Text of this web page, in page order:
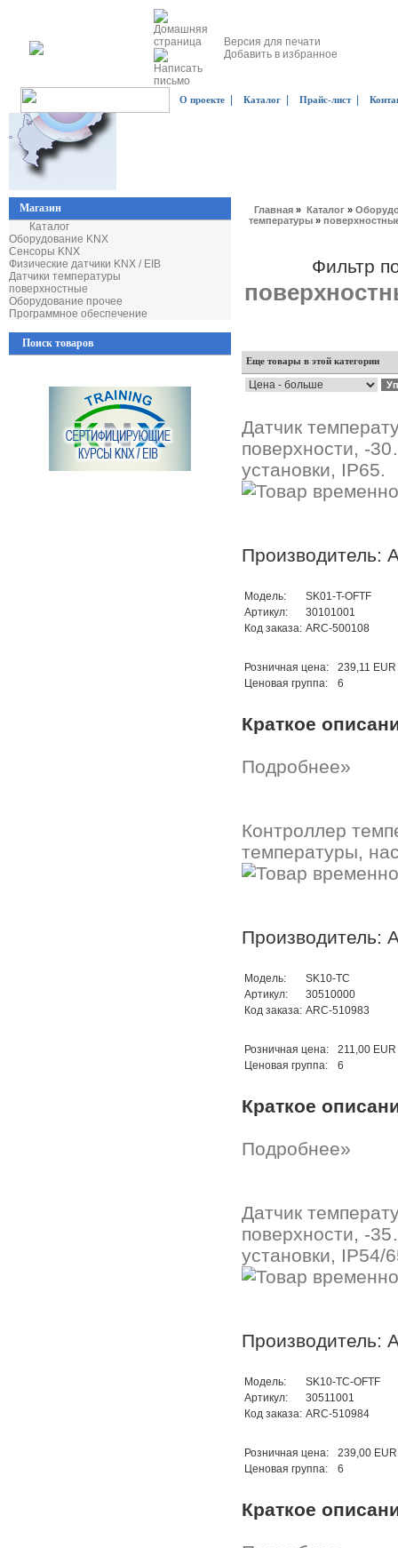
Версия для печати
Добавить в избранное
О проекте Каталог Прайс-лист|
Магазин
Каталог
Оборудование KNX
Сенсоры KNX
Физические датчики KNX / EIB
Датчики температуры
поверхностные
Оборудование прочее
Программное обеспечение
Поиск товаров
Главная » Каталог »
температуры »
Фильтр
Еще товары в этой категории
Датчик
поверхности, -
установки, IP65.
Производитель:
Модель:
SK01-T-OFTF
Артикул:
30101001
Код заказа: ARC-500108
Розничная цена:
239,11 EUR
Ценовая группа:
6
Краткое
Подробнее»
Контроллер
температуры,
Производитель:
Модель:
SK10-TC
Артикул:
30510000
Код заказа: ARC-510983
Розничная цена:
211,00 EUR
Ценовая группа:
6
Краткое
Подробнее»
Датчик
поверхности, -
установки, IP54/
Производитель:
Модель:
SK10-TC-OFTF
Артикул:
30511001
Код заказа: ARC-510984
Розничная цена:
239,00 EUR
Ценовая группа:
6
Краткое